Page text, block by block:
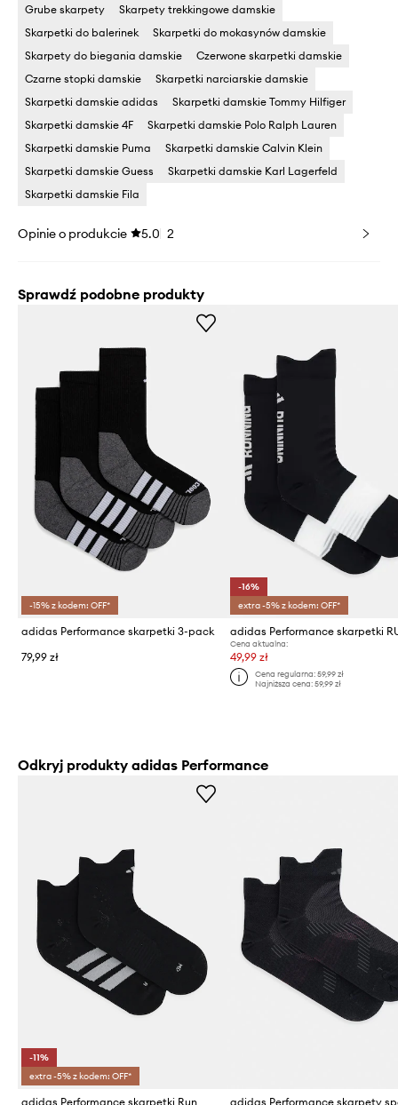
Grube skarpety
Skarpety trekkingowe damskie
Skarpetki do balerinek
Skarpetki do mokasynów damskie
Skarpety do biegania damskie
Czerwone skarpetki damskie
Czarne stopki damskie
Skarpetki narciarskie damskie
Skarpetki damskie adidas
Skarpetki damskie Tommy Hilfiger
Skarpetki damskie 4F
Skarpetki damskie Polo Ralph Lauren
Skarpetki damskie Puma
Skarpetki damskie Calvin Klein
Skarpetki damskie Guess
Skarpetki damskie Karl Lagerfeld
Skarpetki damskie Fila
Opinie o produkcie 5.0 2
Sprawdź podobne produkty
-15% z kodem: OFF*
adidas Performance skarpetki 3-pack
79,99 zł
-16%
extra -5% z kodem: OFF*
Cena aktualna:
49,99 zł
Cena regularna: 59,99 zł
Najniższa cena: 59,99 zł
Odkryj produkty adidas Performance
-11%
extra -5% z kodem: OFF*
adidas Performance skarpetki Run